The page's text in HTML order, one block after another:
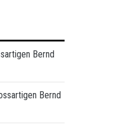
Bernd
Bernd